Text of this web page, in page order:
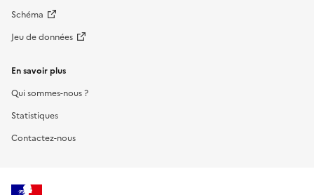
Schéma
Jeu de données
En savoir plus
Qui sommes-nous ?
Statistiques
Contactez-nous